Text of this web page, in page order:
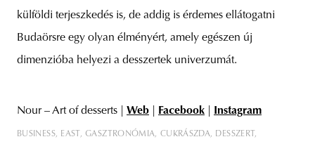
külföldi terjeszkedés is, de addig is érdemes ellátogatni
Budaörsre egy olyan élményért, amely egészen új
dimenzióba helyezi a desszertek univerzumát.
Nour – Art of desserts | Web Facebook Instagram
BUSINESS EAST GASZTRONÓMIA CUKRÁSZDA DESSZERT